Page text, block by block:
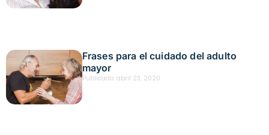
Frases para el cuidado del adulto
mayor
Publicado: abril 23, 2020